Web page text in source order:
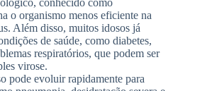
o organismo menos eficiente na
Além disso, muitos idosos já
de saúde, como diabetes,
respiratórios, que podem ser
virose.
pode evoluir rapidamente para